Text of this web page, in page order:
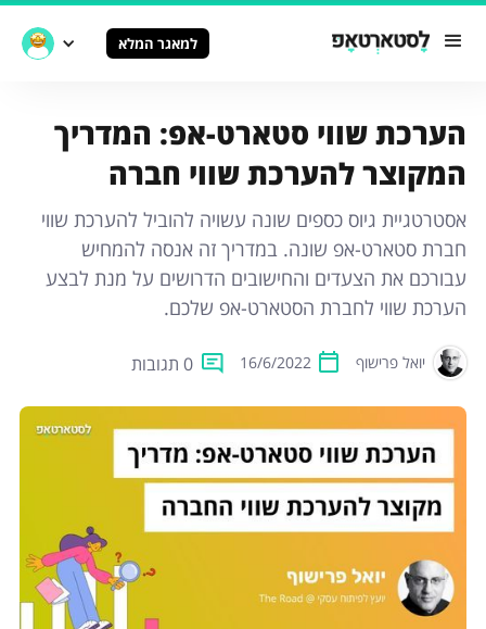
למאגר המלא
הערכת שווי סטארט-אפ: המדריך
המקוצר להערכת שווי חברה
אסטרטגיית גיוס כספים שונה עשויה להוביל להערכת שווי
חברת סטארט-אפ שונה. במדריך זה אנסה להמחיש
עבורכם את הצעדים והחישובים הדרושים על מנת לבצע
הערכת שווי לחברת הסטארט-אפ שלכם.
יואל פרישוף 16/6/2022 0 תגובות